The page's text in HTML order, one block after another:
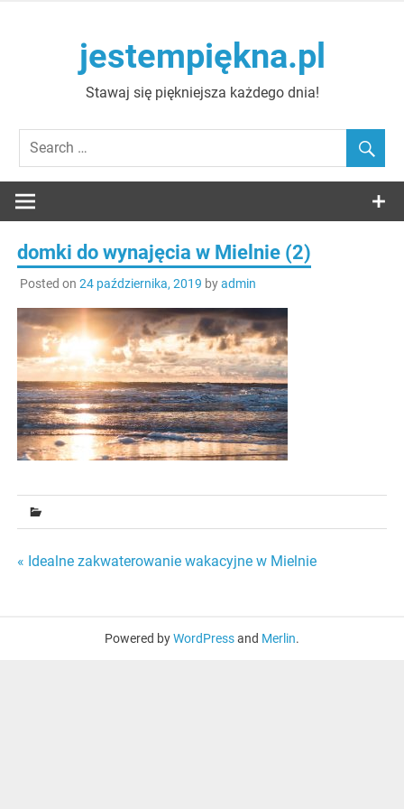
jestempiękna.pl
Stawaj się piękniejsza każdego dnia!
domki do wynajęcia w Mielnie (2)
Posted on 24 października, 2019 byadmin
Nawigacja
« Idealne zakwaterowanie wakacyjne w Mielnie
Powered byWordPressand Merlin.